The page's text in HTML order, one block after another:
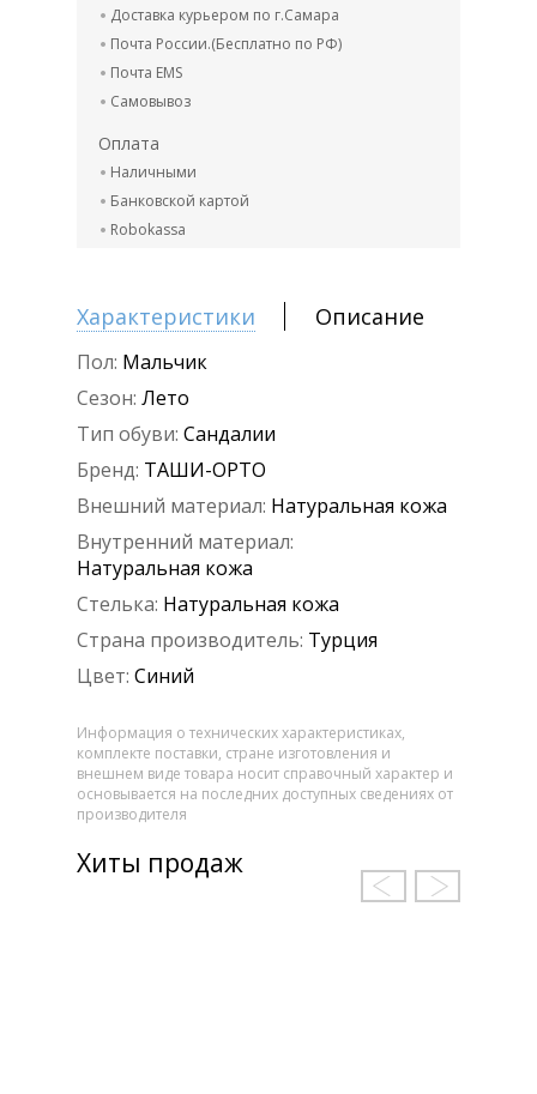
Доставка курьером по г.Самара
Почта России.(Бесплатно по РФ)
Почта EMS
Самовывоз
Оплата
Наличными
Банковской картой
Robokassa
Характеристики Описание
Пол: Мальчик
Сезон: Лето
Тип обуви: Сандалии
Бренд: ТАШИ-ОРТО
Внешний материал: Натуральная кожа
Внутренний материал:
Натуральная кожа
Стелька: Натуральная кожа
Страна производитель: Турция
Цвет: Синий
Информация о технических характеристиках,
комплекте поставки, стране изготовления и
внешнем виде товара носит справочный характер и
основывается на последних доступных сведениях от
производителя
Хиты продаж